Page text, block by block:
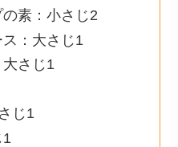
素：小さじ2
：大さじ1
さじ1
じ1